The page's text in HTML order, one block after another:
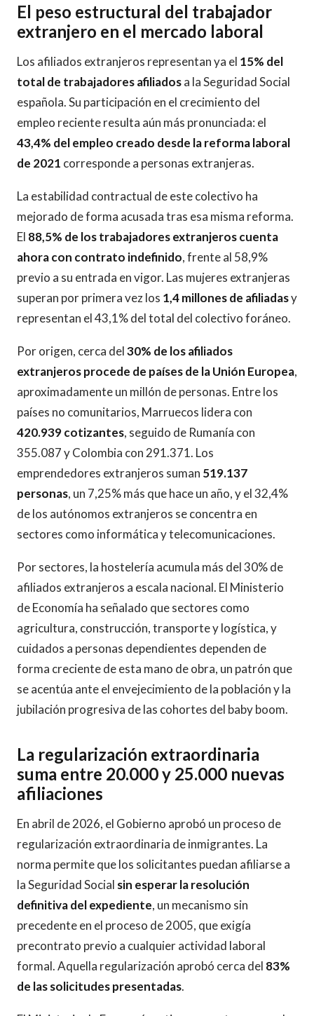
El peso estructural del trabajador
extranjero en el mercado laboral
Los afiliados extranjeros representan ya el 15% del
total de trabajadores afiliadosa la Seguridad Social
española. Su participación en el crecimiento del
empleo reciente resulta aún más pronunciada: el
43,4% del empleo creado desde la reforma laboral
de 2021 corresponde a personas extranjeras.
La estabilidad contractual de este colectivo ha
mejorado de forma acusada tras esa misma reforma.
El 88,5% de los trabajadores extranjeros cuenta
ahora con contrato indefinido, frente al 58,9%
previo a su entrada en vigor. Las mujeres extranjeras
superan por primera vez los 1,4 millones de afiliadasy
representan el 43,1% del total del colectivo foráneo.
Por origen, cerca del30% de los afiliados
extranjeros procede de países de la Unión Europea,
aproximadamente un millón de personas. Entre los
países no comunitarios, Marruecos lidera con
420.939 cotizantes, seguido de Rumanía con
355.087 y Colombia con 291.371. Los
emprendedores extranjeros suman 519.137
personas, un 7,25% más que hace un año, y el 32,4%
de los autónomos extranjeros se concentra en
sectores como informática y telecomunicaciones.
Por sectores, la hostelería acumula más del 30% de
afiliados extranjeros a escala nacional. El Ministerio
de Economía ha señalado que sectores como
agricultura, construcción, transporte y logística, y
cuidados a personas dependientes dependen de
forma creciente de esta mano de obra, un patrón que
se acentúa ante el envejecimiento de la población y la
jubilación progresiva de las cohortes del baby boom.
La regularización extraordinaria
suma entre 20.000 y 25.000 nuevas
afiliaciones
En abril de 2026, el Gobierno aprobó un proceso de
regularización extraordinaria de inmigrantes. La
norma permite que los solicitantes puedan afiliarse a
la Seguridad Social sin esperar la resolución
definitiva del expediente, un mecanismo sin
precedente en el proceso de 2005, que exigía
precontrato previo a cualquier actividad laboral
formal. Aquella regularización aprobó cerca del 83%
de las solicitudes presentadas.